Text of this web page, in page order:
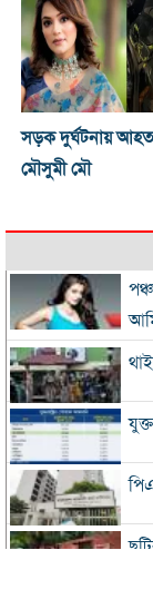
সড়ক দুর্ঘটনায় আহত
মৌসুমী মৌ